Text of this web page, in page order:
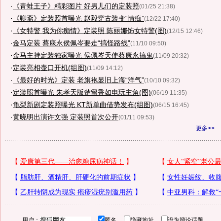
· 《青蛙王子》精彩图片 好男儿们的定装照(01/25 21:38)
· 《聊斋》定装照首曝光 赵毅穿古装变“情痴”(12/22 17:40)
· 《女特警 我为你痴情》定装照 陈丽娜饰女特警(图)(12/15 12:46)
·金马定装 蔡康永侯佩岑要走“搞怪路线”(11/10 09:50)
·金马主持定装独家曝光 侯佩岑天使蔡康永搞鬼(11/09 20:32)
·定装亮相壶口开机(组图)(11/09 14:12)
· 《最好的时光》定装 老旗袍显旧上海“洋气”(10/10 09:32)
·定装照首曝光 朱孝天版楚留香如电玩主角(图)(06/19 11:35)
·龟梨新剧定装照曝光 KT新单曲借势发布(组图)(06/15 16:45)
·黄晓明出演许文强 定装照首次公开(01/11 09:53)
更多>>